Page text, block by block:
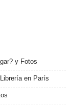
y Fotos
en París